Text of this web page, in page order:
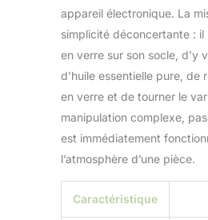
appareil électronique. La
simplicité déconcertante :
en verre sur son socle, d’y
d’huile essentielle pure,
en verre et de tourner le
manipulation complexe, pas
est immédiatement
l’atmosphère d’une pièce.
Caractéristique